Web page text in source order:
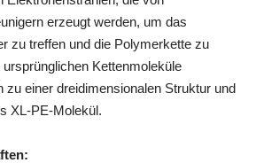
erzeugt werden, um das
zu treffen und die Polymerkette zu
Kettenmoleküle
zu einer dreidimensionalen Struktur und
XL-PE-Molekül.